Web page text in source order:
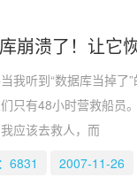
崩溃了！让它
听到“数据库当掉了”
只有48小时营救船员
应该去救人，而
6831
2007-11-26